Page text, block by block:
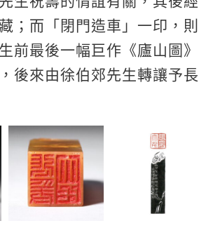
；而「閉門造車」一印，則
前最後一幅巨作《廬山圖》
後來由徐伯郊先生轉讓予長